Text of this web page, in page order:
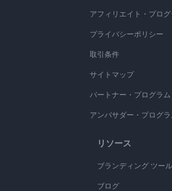
アフィリエイト・プログ
プライバシーポリシー
取引条件
サイトマップ
パートナー・プログラム
アンバサダー・プログラ
リソース
ブランディング ツール
ブログ